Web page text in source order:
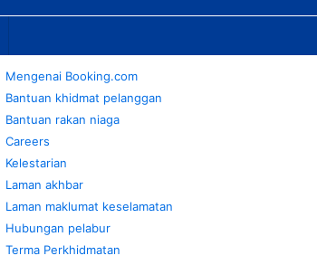
Mengenai Booking.com
Bantuan khidmat pelanggan
Bantuan rakan niaga
Careers
Kelestarian
Laman akhbar
Laman maklumat keselamatan
Hubungan pelabur
Terma Perkhidmatan